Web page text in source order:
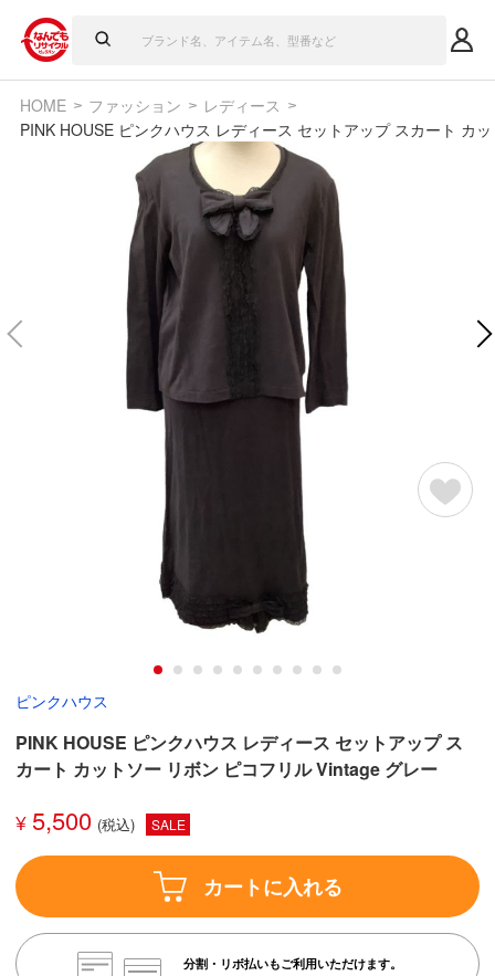
HOME ファッション
レディース
PINK HOUSE ピンクハウス レディース セットアップ スカート カ
ピンクハウス
PINK HOUSE ピンクハウス レディース セットアップ ス
カート カットソー リボン ピコフリル Vintage グレー
¥ 5,500 SALE
カートに入れる
分割・リボ払いもご利用いただけます。